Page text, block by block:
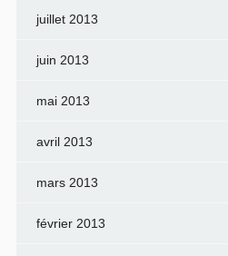
juillet 2013
juin 2013
mai 2013
avril 2013
mars 2013
février 2013